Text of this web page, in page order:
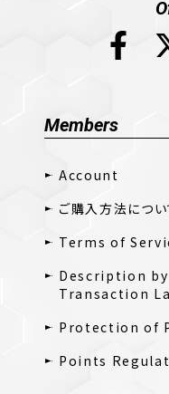
Members
Account
ご購入方法につい
Terms of
Description
Transaction
Protection of
Points